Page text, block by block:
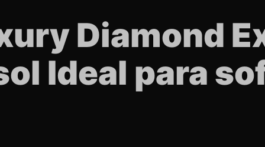
Diamond
Ideal para